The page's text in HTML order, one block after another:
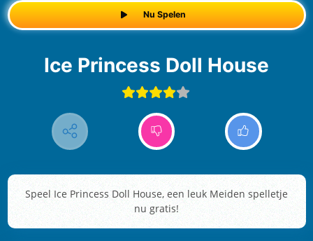
Nu Spelen
Ice Princess Doll House
Speel Ice Princess Doll House, een leuk Meiden spelletje
nu gratis!